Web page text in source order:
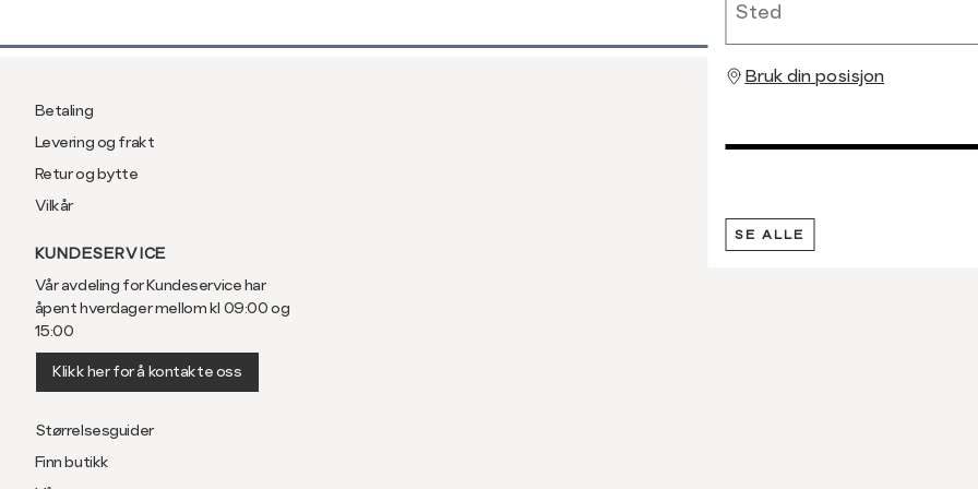
Bruk din posisjon
SE ALLE
Betaling
Levering og frakt
Retur og bytte
Vilkår
KUNDESERVICE
Vår avdeling for Kundeservice har
åpent hverdager mellom kl 09:00 og
15:00
Klikk her for å kontakte oss
Størrelsesguider
Finn butikk